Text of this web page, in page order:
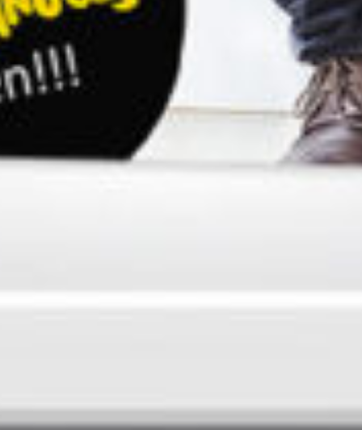
Kontakt